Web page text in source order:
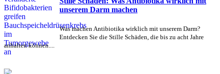
unserem Darm machen
Was machen Antibiotika wirklich mit unserem Darm?
Entdecken Sie die Stille Schäden, die bis zu acht Jahre
anhalten können....